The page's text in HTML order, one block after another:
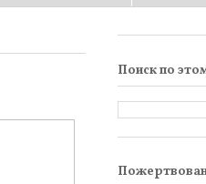
Поиск по